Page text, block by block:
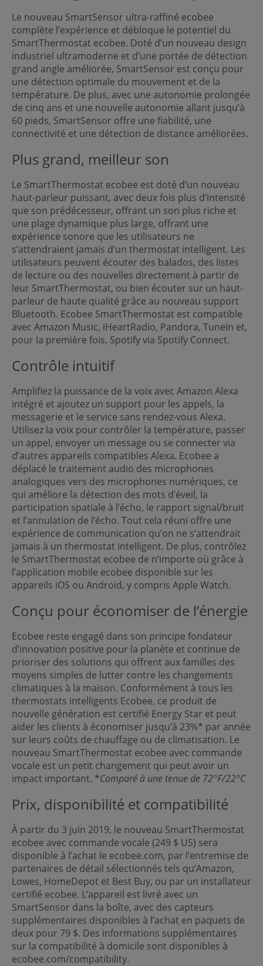
Le nouveau SmartSensor ultra-raffiné ecobee
complète l’expérience et débloque le potentiel du
SmartThermostat ecobee. Doté d’un nouveau design
industriel ultramoderne et d’une portée de détection
grand angle améliorée, SmartSensor est conçu pour
une détection optimale du mouvement et de la
température. De plus, avec une autonomie prolongée
de cinq ans et une nouvelle autonomie allant jusqu’à
60 pieds, SmartSensor offre une fiabilité, une
connectivité et une détection de distance améliorées.
Plus grand, meilleur son
Le SmartThermostat ecobee est doté d’un nouveau
haut-parleur puissant, avec deux fois plus d’intensité
que son prédécesseur, offrant un son plus riche et
une plage dynamique plus large, offrant une
expérience sonore que les utilisateurs ne
s’attendraient jamais d’un thermostat intelligent. Les
utilisateurs peuvent écouter des balados, des listes
de lecture ou des nouvelles directement à partir de
leur SmartThermostat, ou bien écouter sur un haut-
parleur de haute qualité grâce au nouveau support
Bluetooth. Ecobee SmartThermostat est compatible
avec Amazon Music, iHeartRadio, Pandora, TuneIn et,
pour la première fois, Spotify via Spotify Connect.
Contrôle intuitif
Amplifiez la puissance de la voix avec Amazon Alexa
intégré et ajoutez un support pour les appels, la
messagerie et le service sans rendez-vous Alexa.
Utilisez la voix pour contrôler la température, passer
un appel, envoyer un message ou se connecter via
d’autres appareils compatibles Alexa. Ecobee a
déplacé le traitement audio des microphones
analogiques vers des microphones numériques, ce
qui améliore la détection des mots d’éveil, la
participation spatiale à l’écho, le rapport signal/bruit
et l’annulation de l’écho. Tout cela réuni offre une
expérience de communication qu’on ne s’attendrait
jamais à un thermostat intelligent. De plus, contrôlez
le SmartThermostat ecobee de n’importe où grâce à
l’application mobile ecobee disponible sur les
appareils iOS ou Android, y compris Apple Watch.
Conçu pour économiser de l’énergie
Ecobee reste engagé dans son principe fondateur
d’innovation positive pour la planète et continue de
prioriser des solutions qui offrent aux familles des
moyens simples de lutter contre les changements
climatiques à la maison. Conformément à tous les
thermostats intelligents Ecobee, ce produit de
nouvelle génération est certifié Energy Star et peut
aider les clients à économiser jusqu’à 23%* par année
sur leurs coûts de chauffage ou de climatisation. Le
nouveau SmartThermostat ecobee avec commande
vocale est un petit changement qui peut avoir un
impact important. *Comparé à une tenue de 72°F/22°C
Prix, disponibilité et compatibilité
À partir du 3 juin 2019, le nouveau SmartThermostat
ecobee avec commande vocale (249 $ US) sera
disponible à l’achat le ecobee.com, par l’entremise de
partenaires de détail sélectionnés tels qu’Amazon,
Lowes, HomeDepot et Best Buy, ou par un installateur
certifié ecobee. L’appareil est livré avec un
SmartSensor dans la boîte, avec des capteurs
supplémentaires disponibles à l’achat en paquets de
deux pour 79 $. Des informations supplémentaires
sur la compatibilité à domicile sont disponibles à
ecobee.com/compatibility.